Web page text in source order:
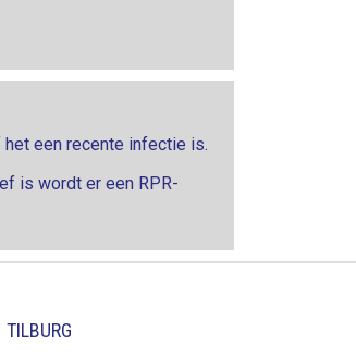
een recente infectie is.
is wordt er een RPR-
TILBURG